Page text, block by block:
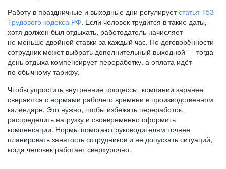
Работу в праздничные и выходные дни регулируетстатья 153
Трудового кодекса РФ. Если человек трудится в такие даты,
хотя должен был отдыхать, работодатель начисляет
не меньше двойной ставки за каждый час. По договорённости
сотрудник может выбрать дополнительный выходной — тогда
день отдыха компенсирует переработку, а оплата идёт
по обычному тарифу.
Чтобы упростить внутренние процессы, компании заранее
сверяются с нормами рабочего времени в производственном
календаре. Это нужно, чтобы избежать переработок,
распределить нагрузку и своевременно оформить
компенсации. Нормы помогают руководителям точнее
планировать занятость сотрудников и не допускать ситуаций,
когда человек работает сверхурочно.